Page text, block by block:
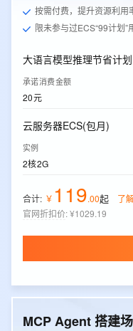
按需付费，提升资源利用
限未参与过ECS“99计划
大语言模型推理节省计划
承诺消费金额
20元
云服务器ECS(包月)
实例
2核2G
合计: ￥ 119.00起
了
官网折扣价:¥1029.19
MCP Agent 搭建